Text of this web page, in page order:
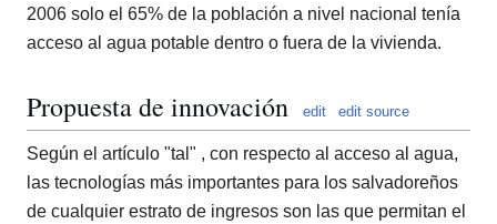
2006 solo el 65% de la población a nivel nacional tenía
acceso al agua potable dentro o fuera de la vivienda.
Propuesta de innovación edit edit source
Según el artículo "tal" , con respecto al acceso al agua,
las tecnologías más importantes para los salvadoreños
de cualquier estrato de ingresos son las que permitan el